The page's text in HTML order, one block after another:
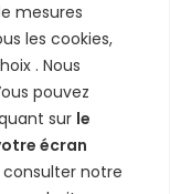
mesures
les cookies,
. Nous
pouvez
sur le
écran
consulter notre